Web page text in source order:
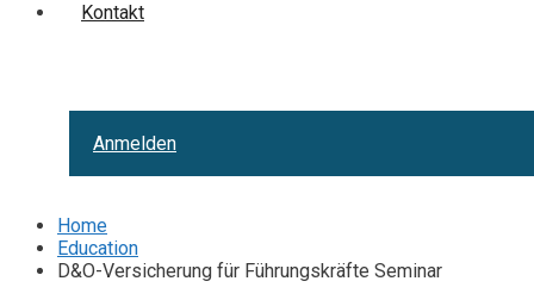
Kontakt
Anmelden
Home
Education
D&O-Versicherung für Führungskräfte Seminar